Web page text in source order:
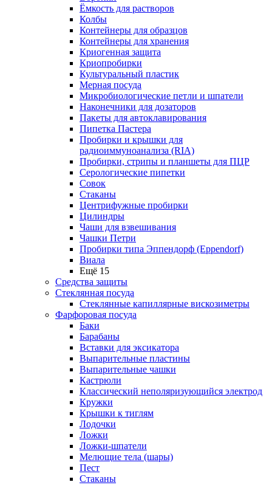
Ёмкость для растворов
Колбы
Контейнеры для образцов
Контейнеры для хранения
Криогенная защита
Криопробирки
Культуральный пластик
Мерная посуда
Микробиологические петли и шпатели
Наконечники для дозаторов
Пакеты для автоклавирования
Пипетка Пастера
Пробирки и крышки для
радиоиммуноанализа (RIA)
Пробирки, стрипы и планшеты для ПЦР
Серологические пипетки
Совок
Стаканы
Центрифужные пробирки
Цилиндры
Чаши для взвешивания
Чашки Петри
Пробирки типа Эппендорф (Eppendorf)
Виала
Ещё 15
Средства защиты
Стеклянная посуда
Стеклянные капиллярные вискозиметры
Фарфоровая посуда
Баки
Барабаны
Вставки для эксикатора
Выпарительные пластины
Выпарительные чашки
Кастрюли
Классический неполяризующийся электрод
Кружки
Крышки к тиглям
Лодочки
Ложки
Ложки-шпатели
Мелющие тела (шары)
Пест
Стаканы